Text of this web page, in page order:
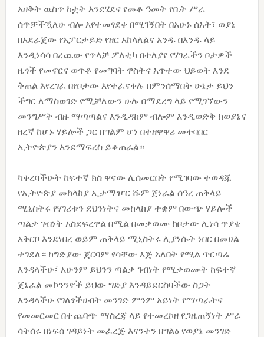
አዘቅት ዉስጥ ከቷት እንደሄደና የመቶ ዓመት የቤት ሥራ
ሰጥቻችዃለሁ ብሎ እየተመፃደቀ በሚገኝበት በአሁኑ ሰአት፣ ወያኔ
በአደራጀው የአፓርታይድ የዘር አከላለልና አንዱ በእንዱ ላይ
እንዲነሳሳ በረጨው የጥላቻ ፖለቲካ በተለያየ የሃገራችን ቦታዎች
ዜጎች የመኖርና ወጥቶ የመግባት ዋስትና አጥተው ህይወት እንደ
ቅጠል እየረገፈ በየቦታው እየተፈናቀሉ በምንሰማበት ሁኔታ ይህን
ችግር ለማስወገድ የሚቻለውን ሁሉ በማደረግ ላይ የሚገኘውን
መንግሥት ብዙ ማጣጣልና እንዲዳከም ብሎም እንዲወድቅ ከወያኔና
ዘረኛ ከሆኑ ሃይሎች ጋር በግልም ሆነ በተዘዋዋሪ መተባበር
ኢትዮጵያን እንደማፍረስ ይቆጠራል።
ካቀረባችሁት ከፍተኛ ክስ ዋናው ሊሰመርበት የሚገባው ተወዳጁ
የኢትዮጵያ መከላከያ ኢታማዦር ሹም ጀነራል ሰዓረ ጠቅላይ
ሚኒስትሩ የሃገሪቱን ደህንነትና መከላከያ ተቋም በውጭ ሃይሎች
ጣልቃ ገብነት አስደፍረዋል በሚል በመቃወሙ ከቦታው ሊነሳ ጥያቄ
አቅርቦ እንደነበረ ወይም ጠቅላይ ሚኒስትሩ ሊያነሱት ነበር በመሀል
ተገደለ። ከግድያው ጀርባም የሳቸው እጅ አለበት የሚል ጥርጣሬ
እንዳላችሁ፤ አሁንም ይህንን ጣልቃ ገብነት የሚቃወሙት ከፍተኛ
ጀኔራል መኮንንኖች ይህው ግድያ እንዳይደርስባችው ስጋት
እንዳላችሁ የገለፃችሁበት መንገድ ምንም አይነት የማጣራትና
የመመርመር በተጨባጭ ማስረጃ ላይ የተመረኮዘ የጋዜጠኝነት ሥራ
ሳትሰሩ በነፍሰ ገዳይነት መፈረጅ እናንተን በግልፅ የወያኔ መንገድ